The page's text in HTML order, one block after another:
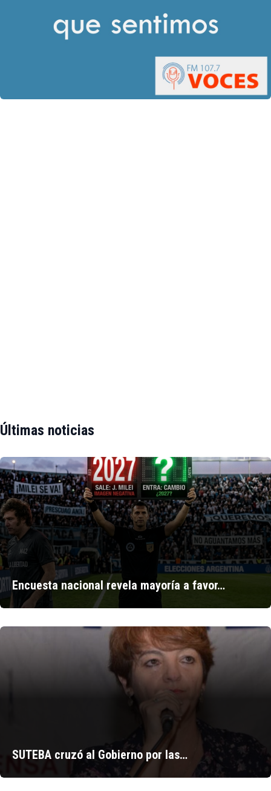
Últimas noticias
Encuesta nacional revela mayoría a favor…
SUTEBA cruzó al Gobierno por las…